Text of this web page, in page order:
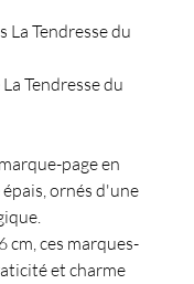
La Tendresse du
Tendresse du
page en
ornés d'une
cm, ces marques-
et charme